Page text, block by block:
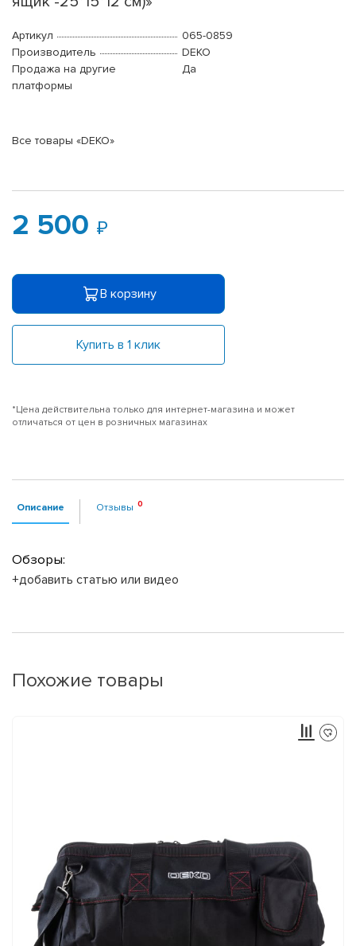
Артикул
065-0859
Производитель
DEKO
Продажа на другие
платформы
Да
Все товары «DEKO»
2 500
В корзину
Купить в 1 клик
*Цена действительна только для интернет-магазина и может
отличаться от цен в розничных магазинах
Описание Отзывы
Обзоры:
+добавить статью или видео
Похожие товары